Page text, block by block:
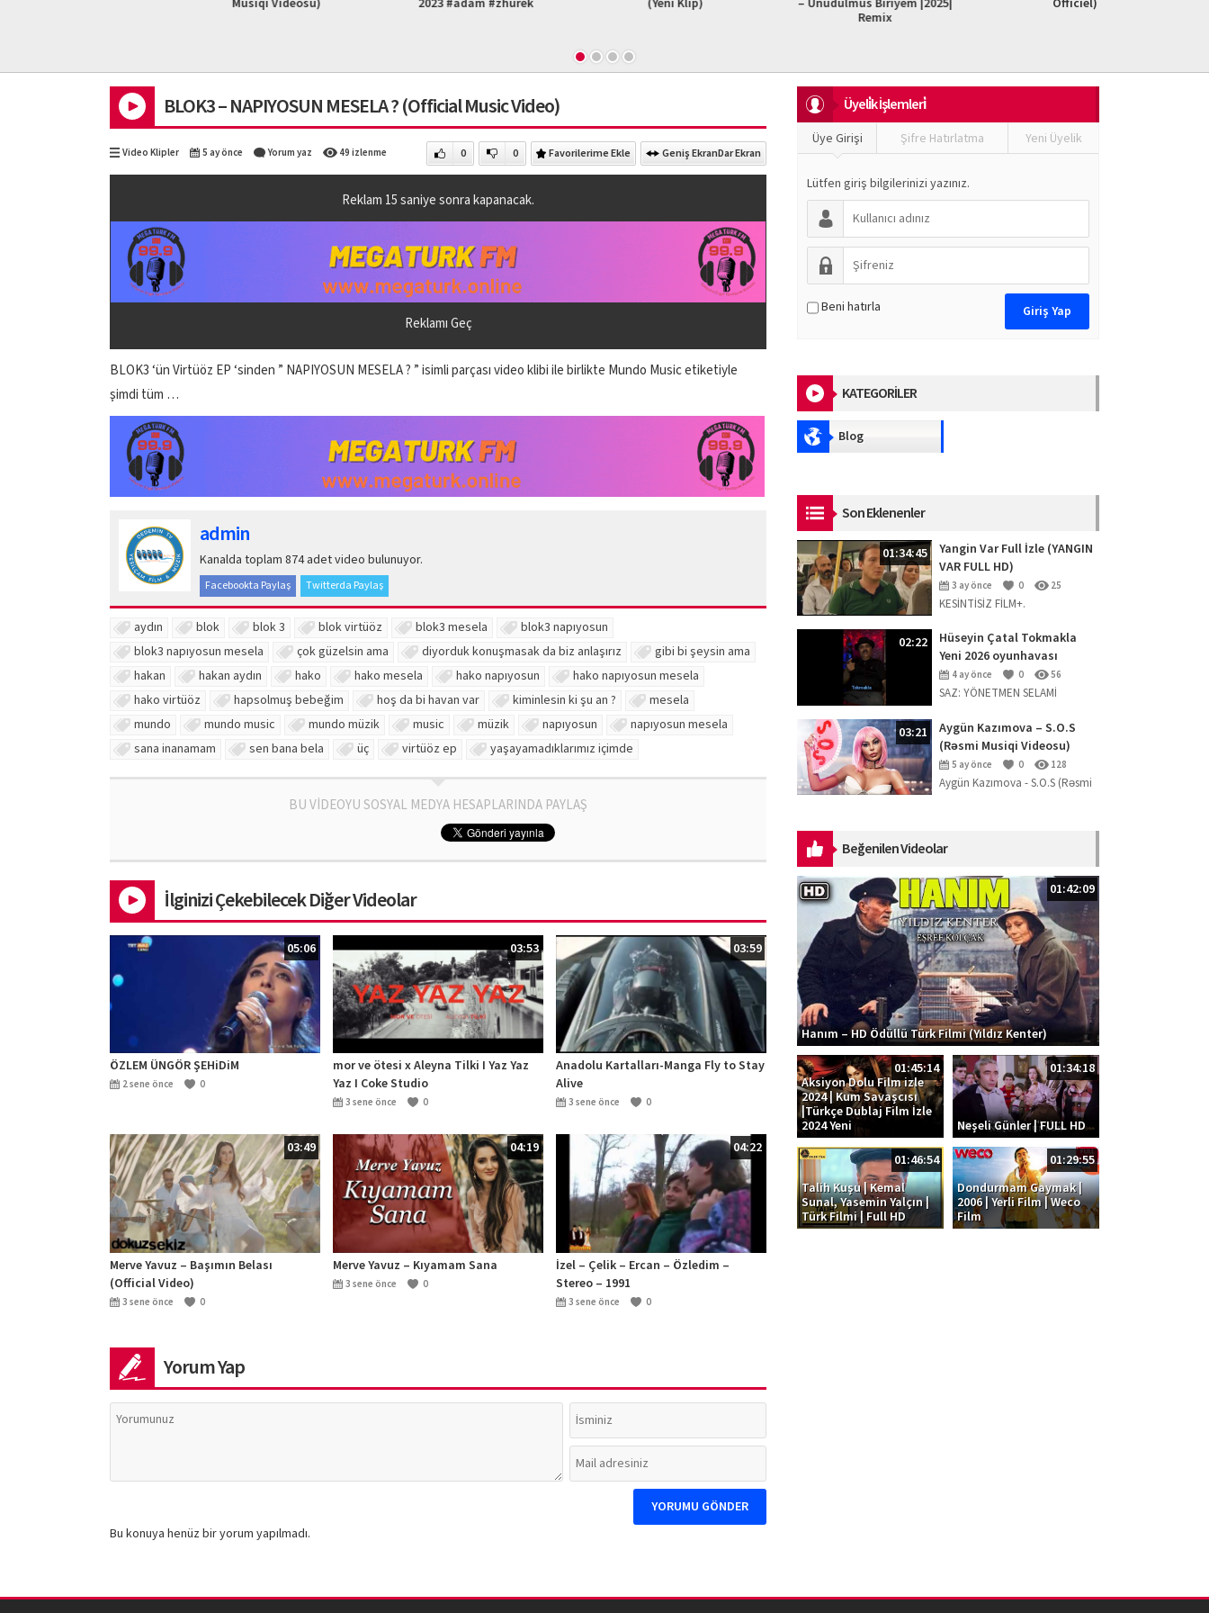
BLOK3 – NAPIYOSUN MESELA ? (Official Music Video)
Video Klipler 5 ay önce Yorum yaz 49 izlenme 0 0 Favorilerime Ekle Geniş EkranDar Ekran
Reklam 14saniye sonra kapanacak.
Reklamı Geç
BLOK3 ‘ün Virtüöz EP ‘sinden ” NAPIYOSUN MESELA ? ” isimli parçası video klibi ile birlikte Mundo Music etiketiyle
şimdi tüm …
admin
Kanalda toplam 874 adet video bulunuyor.
Facebookta Paylaş Twitterda Paylaş
aydın blok blok 3 blok virtüöz blok3 mesela
blok3 napıyosun
blok3 napıyosun mesela
çok güzelsin ama diyorduk konuşmasak da biz anlaşırız
gibi bi şeysin ama
hakan
hakan aydın hako hako mesela hako napıyosun
hako napıyosun mesela
hako virtüöz
hapsolmuş bebeğim hoş da bi havan var kiminlesin ki şu an ?
mesela
mundo
mundo music mundo müzik music müzik napıyosun
napıyosun mesela
sana inanamam
sen bana bela üç virtüöz ep yaşayamadıklarımız içimde
BU VİDEOYU SOSYAL MEDYA HESAPLARINDA PAYLAŞ
İlginizi Çekebilecek Diğer Videolar
05:06
ÖZLEM ÜNGÖR ŞEHiDiM
2 sene önce 0
03:53
mor ve ötesi x Aleyna Tilki I Yaz Yaz
Yaz I Coke Studio
3 sene önce 0
03:59
Anadolu Kartalları-Manga Fly to Stay
Alive
3 sene önce 0
03:49
Merve Yavuz – Başımın Belası
(Official Video)
3 sene önce 0
04:19
Merve Yavuz – Kıyamam Sana
3 sene önce 0
04:22
İzel – Çelik – Ercan – Özledim –
Stereo – 1991
3 sene önce 0
Yorum Yap
Bu konuya henüz bir yorum yapılmadı.
Üyeli̇k İşlemleri̇
Üye Girişi Şifre Hatırlatma Yeni Üyelik
Lütfen giriş bilgilerinizi yazınız.
Beni hatırla
KATEGORİLER
Blog
Son Eklenenler
01:34:45
Yangin Var Full İzle (YANGIN
VAR FULL HD)
3 ay önce 0 25
KESİNTİSİZ FİLM+.
02:22
Hüseyin Çatal Tokmakla
Yeni 2026 oyunhavası
4 ay önce 0 56
SAZ: YÖNETMEN SELAMİ
03:21
Aygün Kazımova – S.O.S
(Rəsmi Musiqi Videosu)
5 ay önce 0 128
Aygün Kazımova - S.O.S (Rəsmi
Kazım Can ...
Beğenilen Videolar
01:42:09
Hanım – HD Ödüllü Türk Filmi (Yıldız Kenter)
01:45:14
Aksiyon Dolu Film izle
2024 | Kum Savaşcısı
|Türkçe Dublaj Film İzle
2024 Yeni
01:34:18
Neşeli Günler | FULL HD
01:46:54
Talih Kuşu | Kemal
Sunal, Yasemin Yalçın |
Türk Filmi | Full HD
01:29:55
Dondurmam Gaymak |
2006 | Yerli Film | Weco
Film